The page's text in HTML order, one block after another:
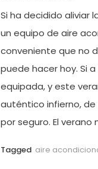
Si ha decidido aliviar
un equipo de aire
conveniente que no
puede hacer hoy. Si
equipada, y este
auténtico infierno,
por seguro. El verano
Tagged aire